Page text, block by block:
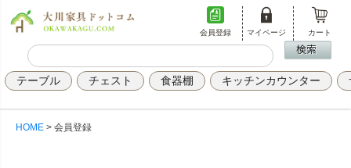
会員登録 マイページ カート
テーブル チェスト 食器棚 キッチンカウンター
HOME 会員登録